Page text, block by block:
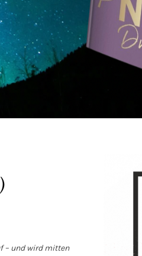
– und wird mitten